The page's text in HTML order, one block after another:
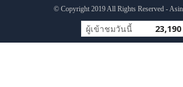
© Copyright 2019 All Rights Reserved -
ผู้เข้าชมวันนี้ 23,190